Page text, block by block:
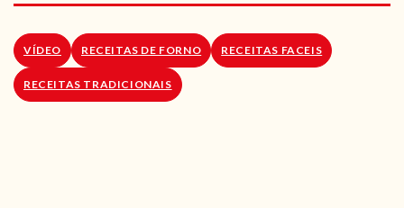
LOJA ONLINE
VÍDEO RECEITAS DE FORNO RECEITAS FACEIS
RECEITAS TRADICIONAIS